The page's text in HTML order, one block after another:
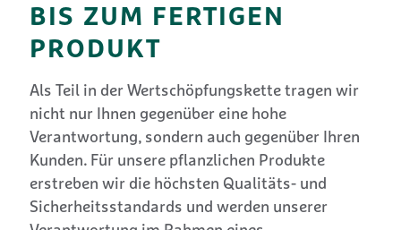
BIS ZUM FERTIGEN
PRODUKT
Als Teil in der Wertschöpfungskette tragen wir
nicht nur Ihnen gegenüber eine hohe
Verantwortung, sondern auch gegenüber Ihren
Kunden. Für unsere pflanzlichen Produkte
erstreben wir die höchsten Qualitäts- und
Sicherheitsstandards und werden unserer